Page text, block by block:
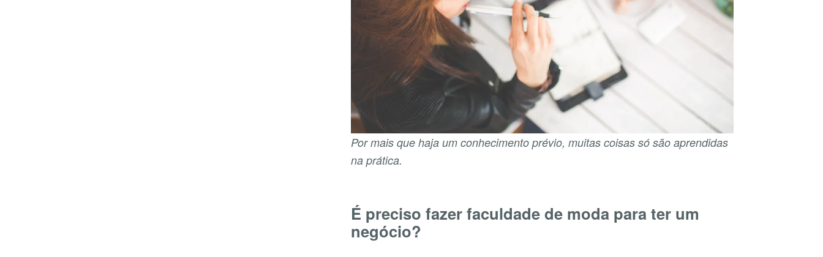
Por mais que haja um conhecimento prévio, muitas coisas só são aprendidas
na prática.
É preciso fazer faculdade de moda para ter um
negócio?